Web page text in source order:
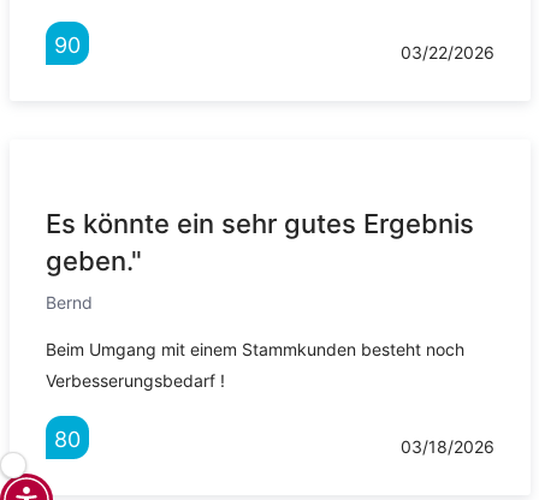
90 03/22/2026
Es könnte ein sehr gutes Ergebnis
geben."
Bernd
Beim Umgang mit einem Stammkunden besteht noch
Verbesserungsbedarf !
80 03/18/2026